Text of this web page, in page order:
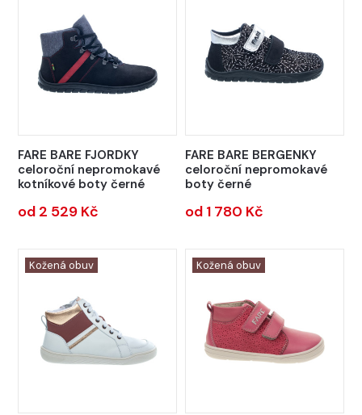
FARE BARE FJORDKY
celoroční nepromokavé
kotníkové boty černé
od 2 529 Kč
FARE BARE BERGENKY
celoroční nepromokavé
boty černé
od 1 780 Kč
Kožená obuv Kožená obuv